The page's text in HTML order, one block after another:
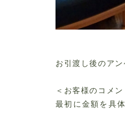
お引渡し後のア
＜お客様のコメン
最初に金額を具